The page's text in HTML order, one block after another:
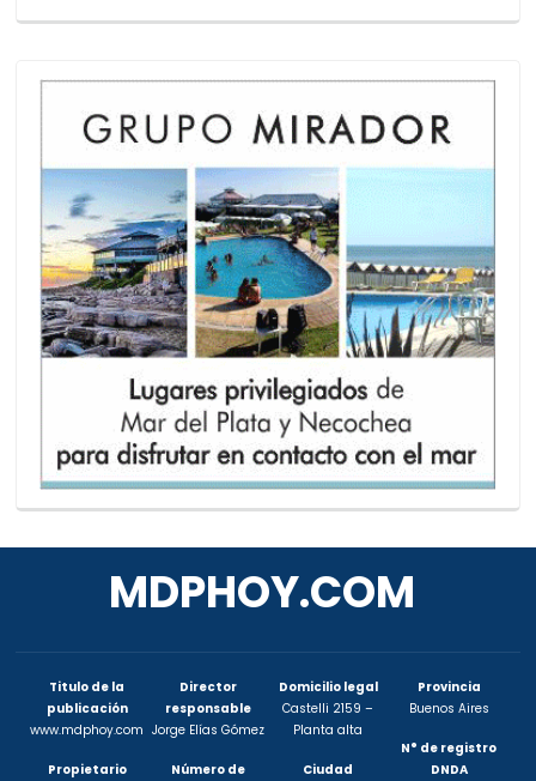
MDPHOY.COM
Titulo de la
publicación
www.mdphoy.com
Propietario
Director
responsable
Jorge Elías Gómez
Número de
Domicilio legal
Castelli 2159 –
Planta alta
Ciudad
Provincia
Buenos Aires
N° de registro
DNDA